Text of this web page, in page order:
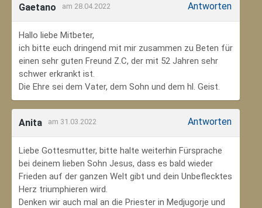
Gaetano am 28.04.2022 Antworten
Hallo liebe Mitbeter,
ich bitte euch dringend mit mir zusammen zu Beten für
einen sehr guten Freund Z.C, der mit 52 Jahren sehr
schwer erkrankt ist.
Die Ehre sei dem Vater, dem Sohn und dem hl. Geist.
Anita am 31.03.2022 Antworten
Liebe Gottesmutter, bitte halte weiterhin Fürsprache
bei deinem lieben Sohn Jesus, dass es bald wieder
Frieden auf der ganzen Welt gibt und dein Unbeflecktes
Herz triumphieren wird.
Denken wir auch mal an die Priester in Medjugorje und